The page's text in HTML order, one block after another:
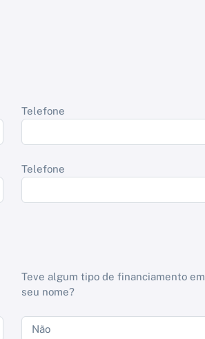
Telefone
Telefone
Teve algum tipo de financiamento em
seu nome?